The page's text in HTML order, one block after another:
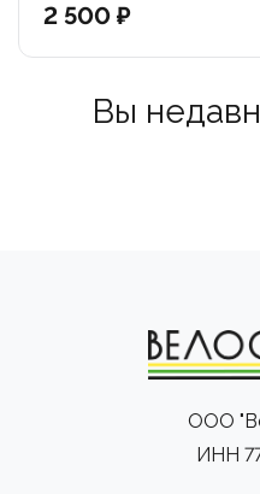
2 500 ₽
Вы
ООО
ИНН